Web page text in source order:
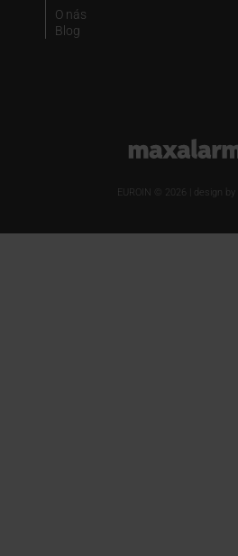
O nás
Blog
www.maxalarm.sk
EUROIN © 2026 | design by